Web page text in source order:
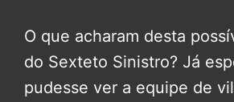
O que acharam desta
do Sexteto Sinistro? Já
pudesse ver a equipe de